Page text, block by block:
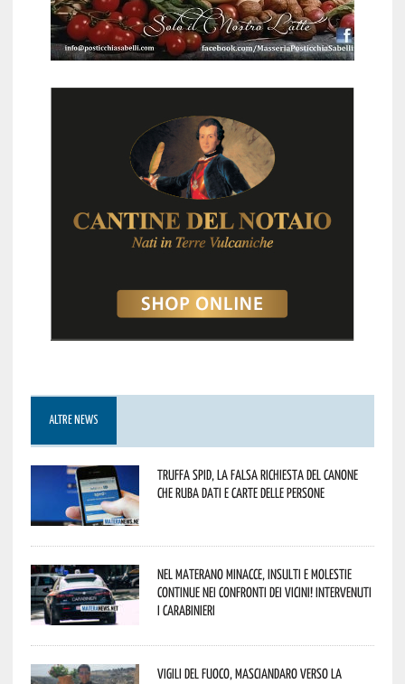
ALTRE NEWS
Truffa Spid, la falsa richiesta del canone
che ruba dati e carte delle persone
Nel materano minacce, insulti e molestie
continue nei confronti dei vicini! Intervenuti
i Carabinieri
Vigili del Fuoco, Masciandaro verso la